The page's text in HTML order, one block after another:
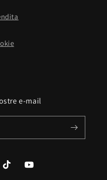
e-mail
TikTok YouTube